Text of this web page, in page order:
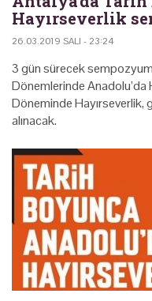
Hayırseverlik
26.03.2019 SALI - 23:24
3 gün sürecek
Dönemlerinde Anadolu’da
Döneminde Hayırseverlik,
alınacak.